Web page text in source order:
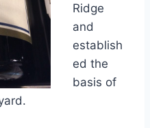
Ridge
and
establish
ed the
basis of